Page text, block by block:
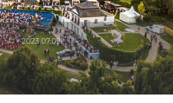
/ 2023.07.09.